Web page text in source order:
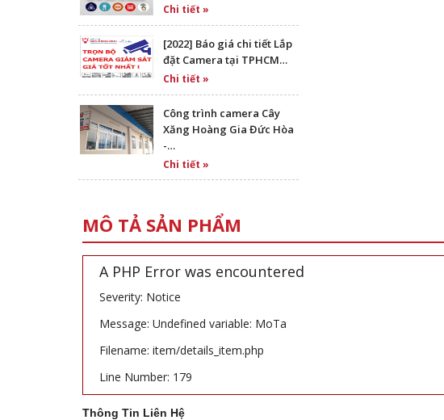
Chi tiết »
[2022] Báo giá chi tiết Lắp
đặt Camera tại TPHCM…
Chi tiết »
Công trình camera Cây
Xăng Hoàng Gia Đức Hòa
-…
Chi tiết »
MÔ TẢ SẢN PHẨM
A PHP Error was encountered
Severity: Notice
Message: Undefined variable: MoTa
Filename: item/details_item.php
Line Number: 179
Thông Tin Liên Hệ